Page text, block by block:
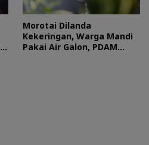
Morotai Dilanda
Kekeringan, Warga Mandi
Pakai Air Galon, PDAM